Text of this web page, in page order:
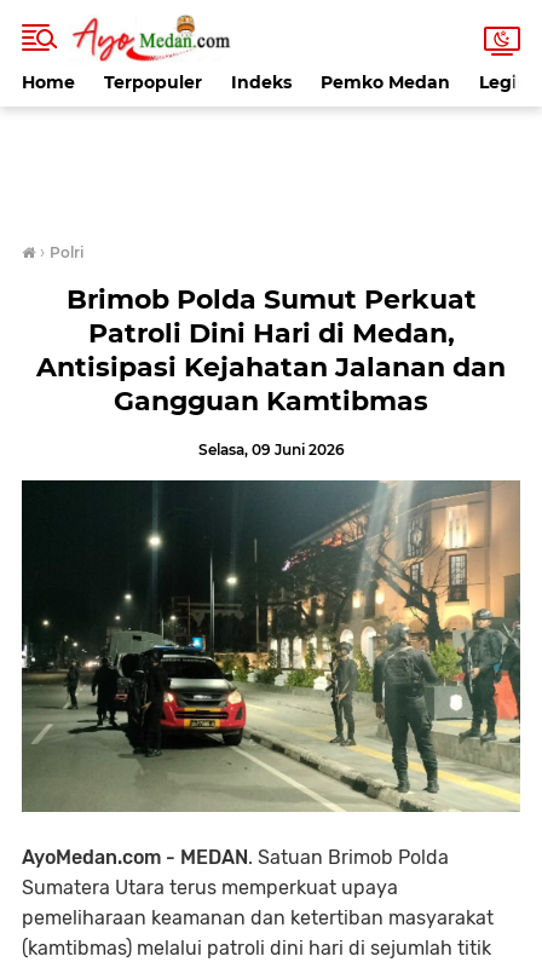
Home Terpopuler Indeks Pemko Medan
› Polri
Brimob Polda Sumut Perkuat
Patroli Dini Hari di Medan,
Antisipasi Kejahatan Jalanan dan
Gangguan Kamtibmas
Selasa, 09 Juni 2026
AyoMedan.com - MEDAN . Satuan Brimob Polda
Sumatera Utara terus memperkuat upaya
pemeliharaan keamanan dan ketertiban masyarakat
(kamtibmas) melalui patroli dini hari di sejumlah titik